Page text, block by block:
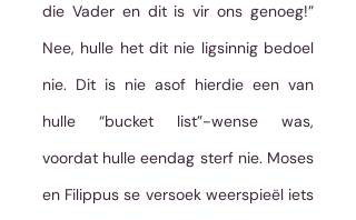
die Vader en dit is vir ons genoeg!”
Nee, hulle het dit nie ligsinnig bedoel
nie. Dit is nie asof hierdie een van
hulle “bucket list”-wense was,
voordat hulle eendag sterf nie. Moses
en Filippus se versoek weerspieël iets